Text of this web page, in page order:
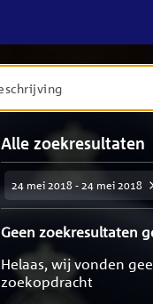
Alle zoekresultaten
24 mei 2018 - 24 mei 2018
Geen zoekresultaten
Helaas, wij vonden
zoekopdracht